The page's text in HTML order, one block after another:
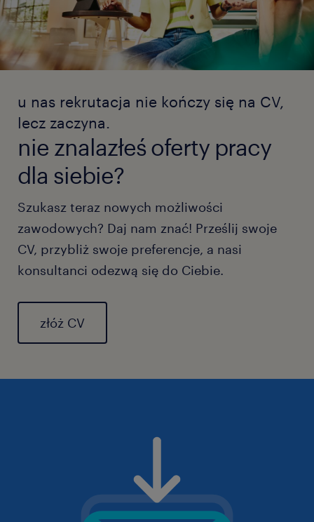
u nas rekrutacja nie kończy się na CV,
lecz zaczyna.
nie znalazłeś oferty pracy
dla siebie?
Szukasz teraz nowych możliwości
zawodowych? Daj nam znać! Prześlij swoje
CV, przybliż swoje preferencje, a nasi
konsultanci odezwą się do Ciebie.
złóż CV